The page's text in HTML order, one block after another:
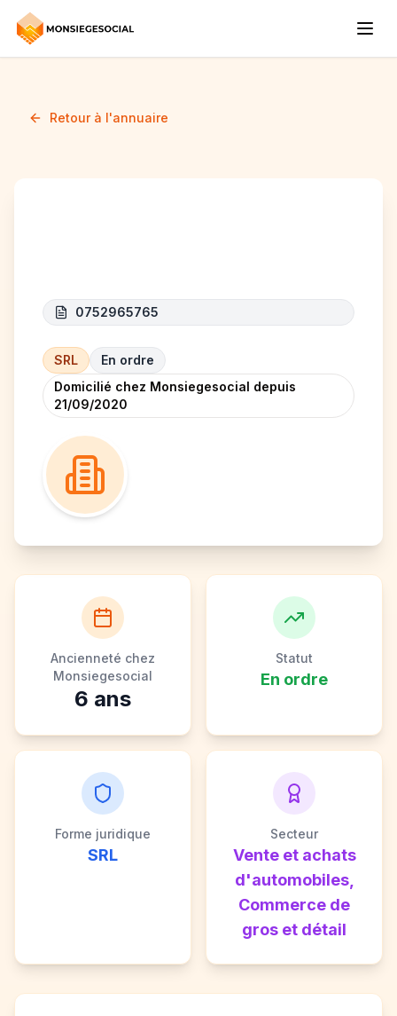
Retour à l'annuaire
0752965765
SRL
En ordre
Domicilié chez Monsiegesocial depuis
21/09/2020
Ancienneté chez
Monsiegesocial
6 ans
Statut
En ordre
Forme juridique
SRL
Secteur
Vente et achats
d'automobiles,
Commerce de
gros et détail